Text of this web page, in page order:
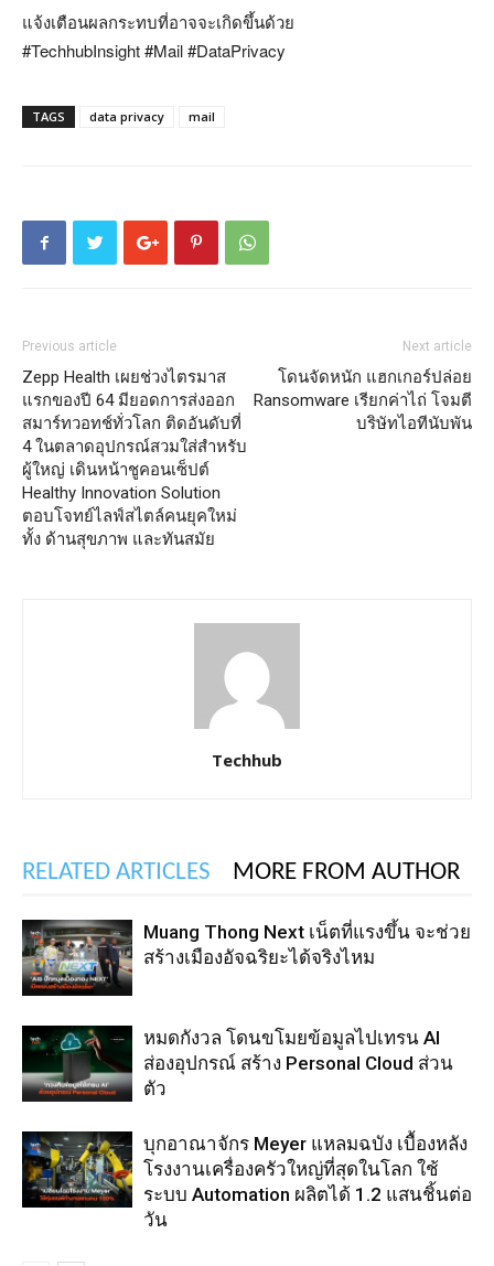
แจ้งเตือนผลกระทบที่อาจจะเกิดขึ้นด้วย
#TechhubInsight#Mail#DataPrivacy
TAGS data privacy mail
Previous article
Zepp Health เผยช่วงไตรมาส
แรกของปี 64 มียอดการส่งออก
สมาร์ทวอทช์ทั่วโลก ติดอันดับที่
4 ในตลาดอุปกรณ์สวมใส่สำหรับ
ผู้ใหญ่ เดินหน้าชูคอนเซ็ปต์
Healthy Innovation Solution
ตอบโจทย์ไลฟ์สไตล์คนยุคใหม่
ทั้ง ด้านสุขภาพ และทันสมัย
Next article
โดนจัดหนัก แฮกเกอร์ปล่อย
Ransomware เรียกค่าไถ่ โจมตี
บริษัทไอทีนับพัน
Techhub
RELATED ARTICLES MORE FROM AUTHOR
Muang Thong Next เน็ตที่แรงขึ้น จะช่วย
สร้างเมืองอัจฉริยะได้จริงไหม
หมดกังวล โดนขโมยข้อมูลไปเทรน AI
ส่องอุปกรณ์ สร้าง Personal Cloud ส่วน
ตัว
บุกอาณาจักร Meyer แหลมฉบัง เบื้องหลัง
โรงงานเครื่องครัวใหญ่ที่สุดในโลก ใช้
ระบบ Automation ผลิตได้ 1.2 แสนชิ้นต่อ
วัน